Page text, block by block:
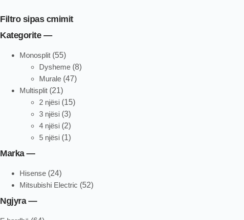
Filtro sipas cmimit
Kategorite —
Monosplit (55)
Dysheme (8)
Murale (47)
Multisplit (21)
2 njësi (15)
3 njësi (3)
4 njësi (2)
5 njësi (1)
Marka —
Hisense (24)
Mitsubishi Electric (52)
Ngjyra —